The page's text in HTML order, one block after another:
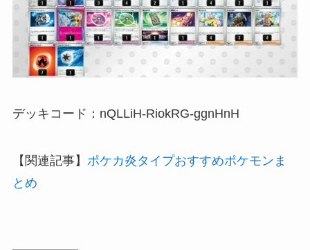
デッキコード：nQLLiH-RiokRG-ggnHnH
【関連記事】 ポケカ炎タイプおすすめポケモンま
とめ